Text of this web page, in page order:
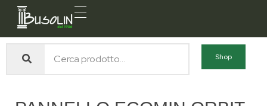
Busolin S.R.L.
Shop